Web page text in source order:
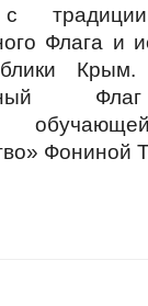
с
Флага и
Крым.
Фониной